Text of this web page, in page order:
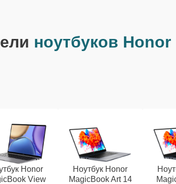
ноутбуков Honor
Honor
View
Ноутбук Honor
MagicBook Art 14